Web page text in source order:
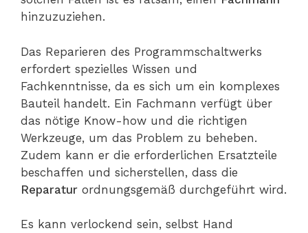
hinzuzuziehen.
Das Reparieren des Programmschaltwerks
erfordert spezielles Wissen und
Fachkenntnisse, da es sich um ein komplexes
Bauteil handelt. Ein Fachmann verfügt über
das nötige Know-how und die richtigen
Werkzeuge, um das Problem zu beheben.
Zudem kann er die erforderlichen Ersatzteile
beschaffen und sicherstellen, dass die
Reparatur ordnungsgemäß durchgeführt wird.
Es kann verlockend sein, selbst Hand